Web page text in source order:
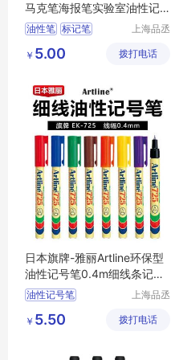
马克笔海报笔实验室油性记
号笔2.0mm
油性笔 标记笔
上海品丞
公司
￥ 5.00 拨打电话
日本旗牌-雅丽Artline环保型
油性记号笔0.4m细线条记号
笔EK-725
油性记号笔
上海品丞
公司
￥ 5.50 拨打电话